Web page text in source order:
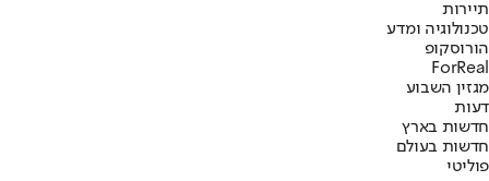
תיירות
טכנולוגיה ומדע
הורוסקופ
ForReal
מגזין השבוע
דעות
חדשות בארץ
חדשות בעולם
פוליטי